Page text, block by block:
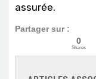
assurée.
Partager sur :
0
Shares